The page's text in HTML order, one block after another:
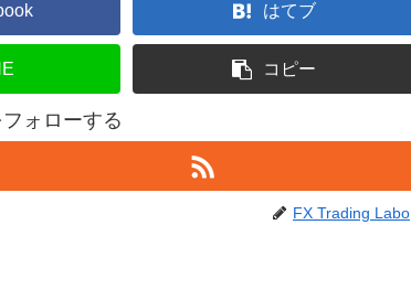
はてブ
コピー
ォローする
FX Trading Labo